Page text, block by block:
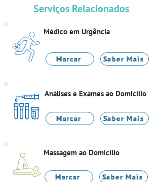
Serviços Relacionados
Médico em Urgência
Marcar Saber Mais
Análises e Exames ao Domicílio
Marcar Saber Mais
Massagem ao Domicílio
Marcar Saber Mais